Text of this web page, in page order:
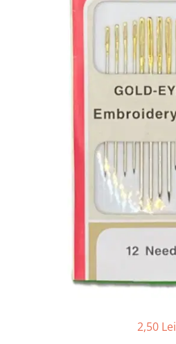
2,50 Lei